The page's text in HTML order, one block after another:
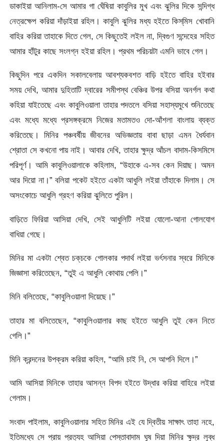
ডাকাইয়া আনিলাম-সে আমার গা ঘেঁষিয়া কাবুলির মুখ এবং ঝুলির দিকে সন্দিগ্ধ
নেত্রক্ষেপ করিয়া দাঁড়াইয়া রহিল। কাবুলি ঝুলির মধ্য হইতে কিস্‌মিস খােবানি
বাহির করিয়া তাহাকে দিতে গেল, সে কিছুতেই লইল না, দ্বিগুণ সন্দেহের সহিত
আমার হাঁটুর কাছে সংলগ্ন হইয়া রহিল। প্রথম পরিচয়টা এমনি ভাবে গেল।
কিছুদিন পরে একদিন সকালবেলায় আবশ্যকবশত বাড়ি হইতে বাহির হইবার
সময় দেখি, আমার দুহিতাটি দ্বারের সমীপস্থ বেঞ্চির উপর বসিয়া অনর্গল কথা
কহিয়া যাইতেছে এবং কাবুলিওয়ালা তাহার পদতলে বসিয়া সহাস্যমুখে শুনিতেছে
এবং মধ্যে মধ্যে প্রসঙ্গক্রমে নিজের মতামতও দো-আঁশলা বাংলায় ব্যক্ত
করিতেছে। মিনির পঞ্চবর্ষীয় জীবনের অভিজ্ঞতায় বাবা ছাড়া এমন ধৈর্যবান
শ্রোতা সে কখনাে পায় নাই। আবার দেখি, তাহার ক্ষুদ্র আঁচল বাদাম-কিসমিসে
পরিপূর্ণ। আমি কাবুলিওয়ালাকে কহিলাম, “উহাকে এ-সব কেন দিয়াছ। অমন
আর দিয়াে না।” বলিয়া পকেট হইতে একটা আধুলি লইয়া তাঁহাকে দিলাম। সে
অসংকোচে আধুলি গ্রহণ করিয়া ঝুলিতে পুরিল।
বাড়িতে ফিরিয়া আসিয়া দেখি, সেই আধুলিটি লইয়া যােলাে-আনা গােলযােগ
বাধিয়া গেছে।
মিনির মা একটা শ্বেত চক্‌চকে গােলকার পদার্থ লইয়া ভর্ৎসনার স্বরে মিনিকে
জিজ্ঞাসা করিতেছেন, “তুই এ আধুলি কোথায় পেলি।”
মিনি বলিতেছে, “কাবুলিওয়ালা দিয়েছে।”
তাহার মা বলিতেছেন, “কাবুলিওয়ালার কাছ হইতে আধুলি তুই কেন নিতে
গেলি।”
মিনি ক্রন্দনের উপক্রম করিয়া কহিল, “আমি চাই নি, সে আপনি দিলে।”
আমি আসিয়া মিনিকে তাহার আসন্ন বিপদ হইতে উদ্ধার করিয়া বাহিরে লইয়া
গেলাম।
সংবাদ পাইলাম, কাবুলিওয়ালার সহিত মিনির এই যে দ্বিতীয় সাক্ষাৎ তাহা নহে,
ইতিমধ্যে সে প্রায় প্রত্যহ আসিয়া পেস্তাবাদাম ঘুষ দিয়া মিনির ক্ষুদ্র লুব্ধ